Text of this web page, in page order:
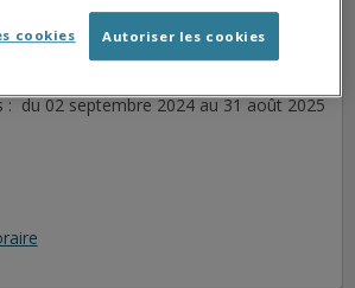
pour le jour sélectionné.
: du 02 septembre 2024 au 31 août 2025
Autoriser les cookies
cookies